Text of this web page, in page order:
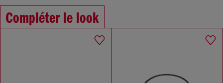
Compléter le look